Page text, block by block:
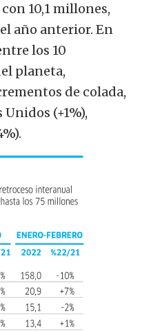
10,1 millones,
año anterior. En
los 10
planeta,
de colada,
(+1%),